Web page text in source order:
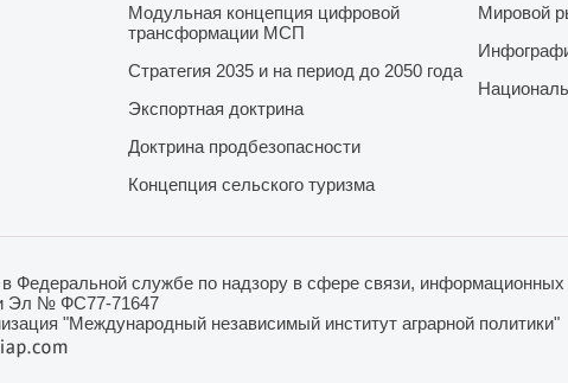
Модульная концепция цифровой
трансформации МСП
Стратегия 2035 и на период до 2050 года
Экспортная доктрина
Доктрина продбезопасности
Концепция сельского туризма
Мировой
службе по надзору в сфере связи, информационных
Эл № ФС77-71647
"Международный независимый институт аграрной политики"